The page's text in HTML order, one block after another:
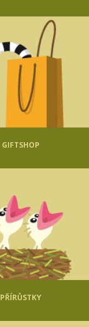
GIFTSHOP
PŘÍRŮSTKY